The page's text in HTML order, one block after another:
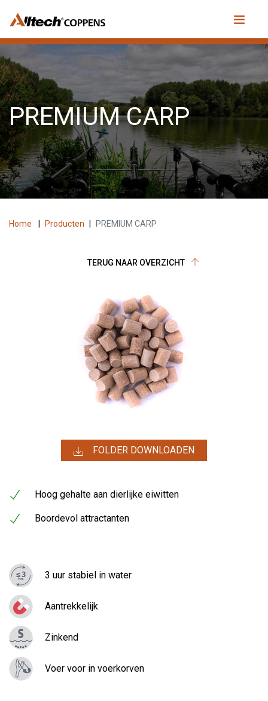
PREMIUM CARP
Home Producten PREMIUM CARP
TERUG NAAR OVERZICHT
FOLDER DOWNLOADEN
Hoog gehalte aan dierlijke eiwitten
Boordevol attractanten
3 uur stabiel in water
Aantrekkelijk
Zinkend
Voer voor in voerkorven